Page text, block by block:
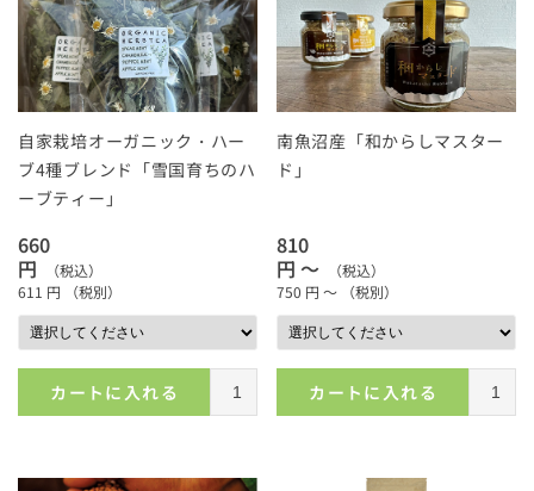
自家栽培オーガニック・ハー
ブ4種ブレンド「雪国育ちのハ
ーブティー」
660
円
（税込）
611 円 （税別）
カートに入れる
南魚沼産「和からしマスター
ド」
810
円 ～
（税込）
750 円 ～ （税別）
カートに入れる